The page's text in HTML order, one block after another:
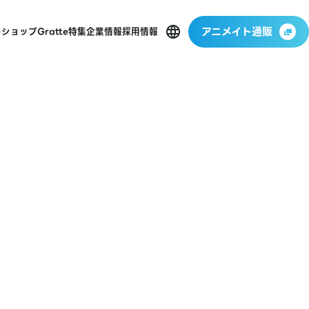
ョップGratte特集企業情報採用情報 アニメイト通販